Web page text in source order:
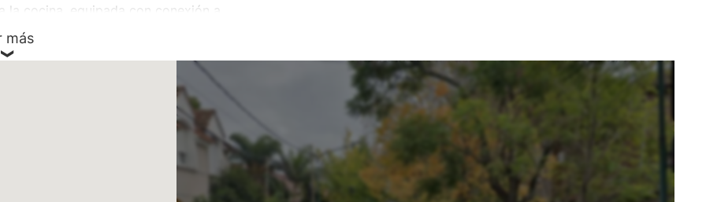
cocina, equipada con conexión a
independiente, el toilette de
alisado refuerzan la
exteriores revestidas en Tarquini y
el exterior ofrece una piscina
por un quincho cubierto con parrilla y
y seguridad: puerta blindada,
con doble vidriado hermético
caldera dual con termostatos
más